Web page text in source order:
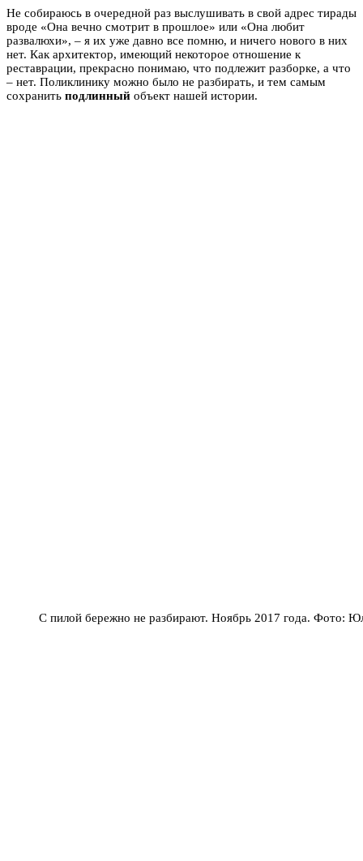
Не собираюсь в очередной раз выслушивать в свой адрес тирады
вроде «Она вечно смотрит в прошлое» или «Она любит
развалюхи», – я их уже давно все помню, и ничего нового в них
нет. Как архитектор, имеющий некоторое отношение к
реставрации, прекрасно понимаю, что подлежит разборке, а что
– нет. Поликлинику можно было не разбирать, и тем самым
сохранить подлинный объект нашей истории.
С пилой бережно не разбирают. Ноябрь 2017 года. Фото: